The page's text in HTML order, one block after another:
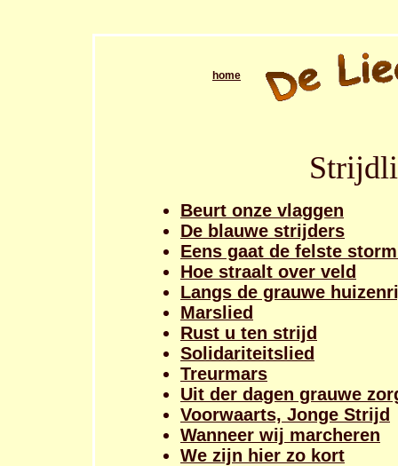
home
Beurt onze vlaggen
De blauwe strijders
Eens gaat de felste
Hoe straalt over veld
Langs de grauwe
Marslied
Rust u ten strijd
Solidariteitslied
Treurmars
Uit der dagen grauwe
Voorwaarts, Jonge Strijd
Wanneer wij marcheren
We zijn hier zo kort